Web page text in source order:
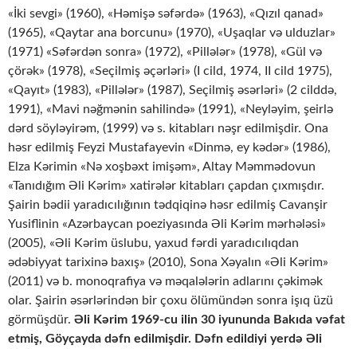
«İki sevgi» (1960), «Həmişə səfərdə» (1963), «Qızıl qanad»
(1965), «Qaytar ana borcunu» (1970), «Uşaqlar və ulduzlar»
(1971) «Səfərdən sonra» (1972), «Pillələr» (1978), «Gül və
çörək» (1978), «Seçilmiş əçərləri» (I cild, 1974, II cild 1975),
«Qayıt» (1983), «Pillələr» (1987), Seçilmiş əsərləri» (2 cilddə,
1991), «Mavi nəğmənin sahilində» (1991), «Neyləyim, şeirlə
dərd söyləyirəm, (1999) və s. kitabları nəşr edilmişdir. Ona
həsr edilmiş Feyzi Mustafayevin «Dinmə, ey kədər» (1986),
Elza Kərimin «Nə xoşbəxt imişəm», Altay Məmmədovun
«Tanıdığım Əli Kərim» xatirələr kitabları çapdan çıxmışdır.
Şairin bədii yaradıcılığının tədqiqinə həsr edilmiş Cavanşir
Yusiflinin «Azərbaycan poeziyasında Əli Kərim mərhələsi»
(2005), «Əli Kərim üslubu, yaxud fərdi yaradıcılıqdan
ədəbiyyat tarixinə baxış» (2010), Sona Xəyalın «Əli Kərim»
(2011) və b. monoqrafiya və məqalələrin adlarını çəkimək
olar. Şairin əsərlərindən bir çoxu ölümündən sonra işıq üzü
görmüşdür. Əli Kərim 1969-cu ilin 30 iyununda Bakıda vəfat
etmiş, Göyçayda dəfn edilmişdir. Dəfn edildiyi yerdə Əli